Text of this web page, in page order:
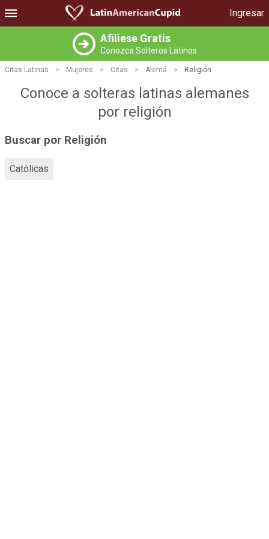
Ingresar
Afiliese Gratis
Conozca Solteros Latinos
Citas Latinas > Mujeres > Citas > Alemá > Religión
Conoce a solteras latinas alemanes
por religión
Buscar por Religión
Católicas